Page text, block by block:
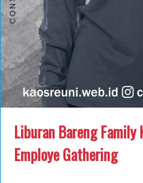
Liburan Bareng
Employe Gathering